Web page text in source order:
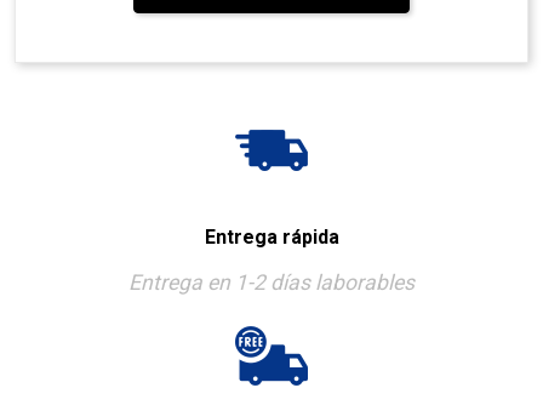
Entrega rápida
Entrega en 1-2 días laborables